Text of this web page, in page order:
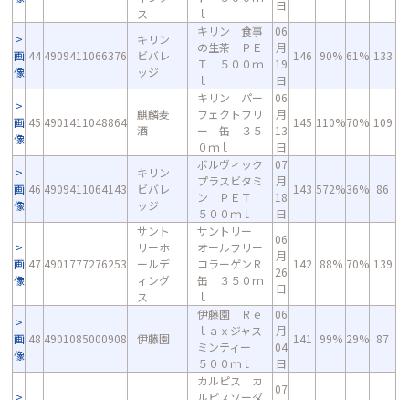
ス
ｌ
日
画
像
44 4909411066376
キリン
ビバレ
ッジ
キリン 食事
の生茶 ＰＥ
Ｔ ５００ｍ
ｌ
06
月
19
日
146 90% 61% 133
画
像
45 4901411048864
麒麟麦
酒
キリン パー
フェクトフリ
ー 缶 ３５
０ｍｌ
06
月
13
日
145 110%70% 109
画
像
46 4909411064143
キリン
ビバレ
ッジ
ボルヴィック
プラスビタミ
ン ＰＥＴ
５００ｍｌ
07
月
18
日
143 572%36% 86
画
像
47 4901777276253
サント
リーホ
ールデ
ィング
ス
サントリー
オールフリー
コラーゲンＲ
缶 ３５０ｍ
ｌ
06
月
26
日
142 88% 70% 139
画
像
48 4901085000908 伊藤園
伊藤園 Ｒｅ
ｌａｘジャス
ミンティー
５００ｍｌ
06
月
04
日
141 99% 29% 87
カルピス カ
ルピスソーダ
07